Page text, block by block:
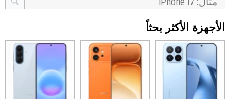
الأجهزة الأكثر بحثاً